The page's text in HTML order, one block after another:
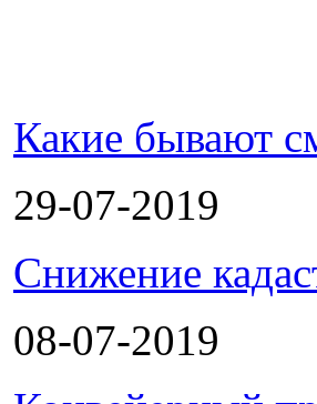
Какие бывают
29-07-2019
Снижение
08-07-2019